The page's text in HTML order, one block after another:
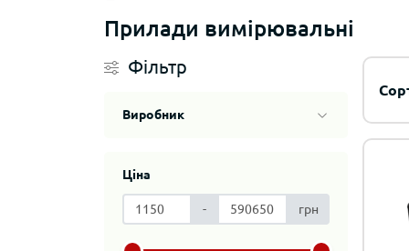
Прилади вимірювальні
Фільтр
Виробник
Ціна
- грн